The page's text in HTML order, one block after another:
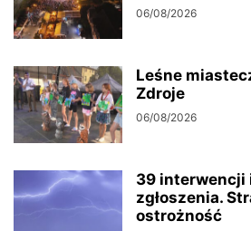
06/08/2026
Leśne
Zdroje
06/08/2026
39 interwencji
zgłoszenia.
ostrożność